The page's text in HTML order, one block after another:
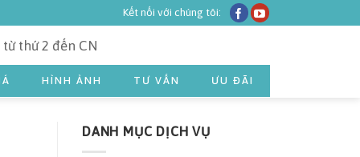
Kết nối với chúng tôi:
thứ 2 đến CN
HÌNH ẢNH TƯ VẤN ƯU ĐÃI
DANH MỤC DỊCH VỤ